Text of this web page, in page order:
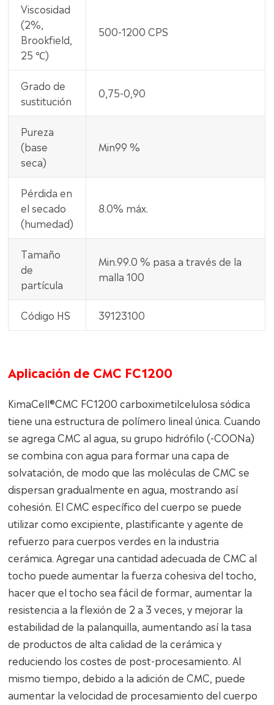
Viscosidad
(2%,
Brookfield,
25 ℃)
500-1200 CPS
Grado de
sustitución
0,75-0,90
Pureza
(base
seca)
Min99 %
Pérdida en
el secado
(humedad)
8.0% máx.
Tamaño
de
partícula
Min.99.0 % pasa a través de la
malla 100
Código HS 39123100
Aplicación de CMC FC1200
KimaCell®CMC FC1200 carboximetilcelulosa sódica
tiene una estructura de polímero lineal única. Cuando
se agrega CMC al agua, su grupo hidrófilo (-COONa)
se combina con agua para formar una capa de
solvatación, de modo que las moléculas de CMC se
dispersan gradualmente en agua, mostrando así
cohesión. El CMC específico del cuerpo se puede
utilizar como excipiente, plastificante y agente de
refuerzo para cuerpos verdes en la industria
cerámica. Agregar una cantidad adecuada de CMC al
tocho puede aumentar la fuerza cohesiva del tocho,
hacer que el tocho sea fácil de formar, aumentar la
resistencia a la flexión de 2 a 3 veces, y mejorar la
estabilidad de la palanquilla, aumentando así la tasa
de productos de alta calidad de la cerámica y
reduciendo los costes de post-procesamiento. Al
mismo tiempo, debido a la adición de CMC, puede
aumentar la velocidad de procesamiento del cuerpo